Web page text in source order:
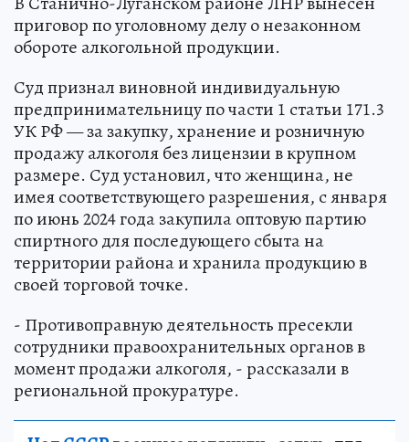
приговор по уголовному делу о незаконном
обороте алкогольной продукции.
Суд признал виновной индивидуальную
предпринимательницу по части 1 статьи 171.3
УК РФ — за закупку, хранение и розничную
продажу алкоголя без лицензии в крупном
размере. Суд установил, что женщина, не
имея соответствующего разрешения, с января
по июнь 2024 года закупила оптовую партию
спиртного для последующего сбыта на
территории района и хранила продукцию в
своей торговой точке.
- Противоправную деятельность пресекли
сотрудники правоохранительных органов в
момент продажи алкоголя, - рассказали в
региональной прокуратуре.